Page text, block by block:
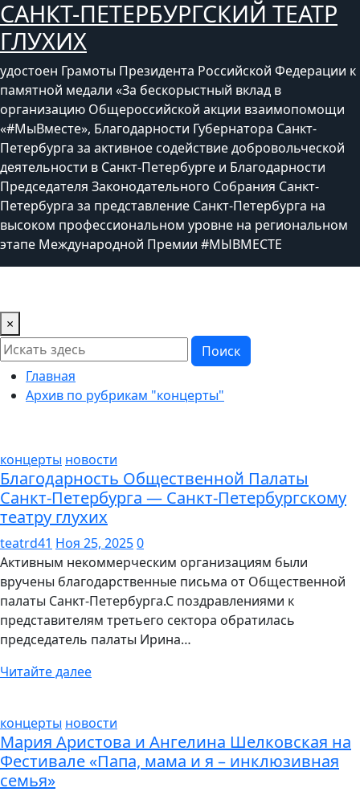
Перейти
к
содержимому
САНКТ-ПЕТЕРБУРГСКИЙ ТЕАТР
ГЛУХИХ
удостоен Грамоты Президента Российской Федерации к
памятной медали «За бескорыстный вклад в
организацию Общероссийской акции взаимопомощи
«#МыВместе», Благодарности Губернатора Санкт-
Петербурга за активное содействие добровольческой
деятельности в Санкт-Петербурге и Благодарности
Председателя Законодательного Собрания Санкт-
Петербурга за представление Санкт-Петербурга на
высоком профессиональном уровне на региональном
этапе Международной Премии #МЫВМЕСТЕ
×
Поиск
Главная
Архив по рубрикам "концерты"
концерты новости
Благодарность Общественной Палаты
Санкт-Петербурга — Санкт-Петербургскому
театру глухих
teatrd41 Ноя 25, 20250
Активным некоммерческим организациям были
вручены благодарственные письма от Общественной
палаты Санкт-Петербурга.С поздравлениями к
представителям третьего сектора обратилась
председатель палаты Ирина…
Читайте далее
концерты новости
Мария Аристова и Ангелина Шелковская на
Фестивале «Папа, мама и я – инклюзивная
семья»